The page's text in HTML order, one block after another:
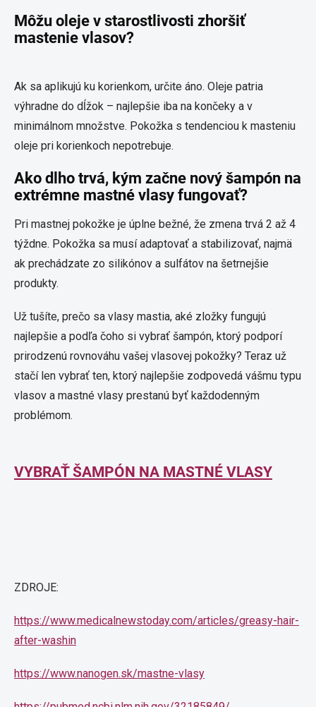
Môžu oleje v starostlivosti zhoršiť
mastenie vlasov?
Ak sa aplikujú ku korienkom, určite áno. Oleje patria
výhradne do dĺžok – najlepšie iba na končeky a v
minimálnom množstve. Pokožka s tendenciou k masteniu
oleje pri korienkoch nepotrebuje.
Ako dlho trvá, kým začne nový šampón na
extrémne mastné vlasy fungovať?
Pri mastnej pokožke je úplne bežné, že zmena trvá 2 až 4
týždne. Pokožka sa musí adaptovať a stabilizovať, najmä
ak prechádzate zo silikónov a sulfátov na šetrnejšie
produkty.
Už tušíte, prečo sa vlasy mastia, aké zložky fungujú
najlepšie a podľa čoho si vybrať šampón, ktorý podporí
prirodzenú rovnováhu vašej vlasovej pokožky? Teraz už
stačí len vybrať ten, ktorý najlepšie zodpovedá vášmu typu
vlasov a mastné vlasy prestanú byť každodenným
problémom.
VYBRAŤ ŠAMPÓN NA MASTNÉ VLASY
ZDROJE:
https://www.medicalnewstoday.com/articles/greasy-hair-
after-washin
https://www.nanogen.sk/mastne-vlasy